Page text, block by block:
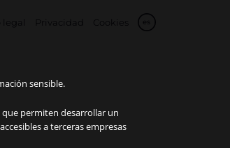
legal Privacidad Cookies es
sensible.
permiten desarrollar un
a terceras empresas